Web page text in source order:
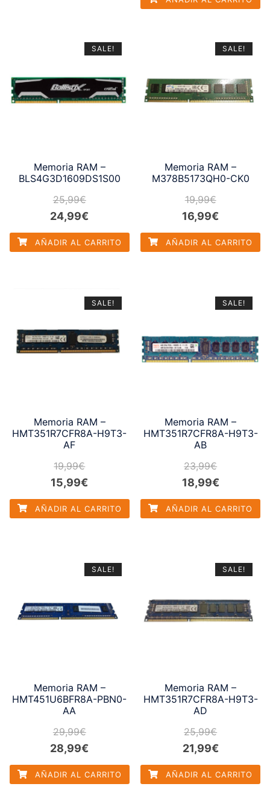
original
25,99€.
actual
22,99€.
SALE!
Memoria RAM –
BLS4G3D1609DS1S00
25,99€
El
precio
original
24,99€
precio
actual
AÑADIR AL CARRITO
SALE!
Memoria RAM –
M378B5173QH0-CK0
19,99€
El
precio
original
16,99€
precio
actual
AÑADIR AL CARRITO
SALE!
Memoria RAM –
HMT351R7CFR8A-H9T3-
AF
19,99€
El
precio
original
15,99€
precio
actual
AÑADIR AL CARRITO
SALE!
Memoria RAM –
HMT351R7CFR8A-H9T3-
AB
23,99€
El
precio
original
18,99€El
precio
actual
AÑADIR AL CARRITO
SALE!
Memoria RAM –
HMT451U6BFR8A-PBN0-
AA
29,99€
El
precio
original
28,99€
precio
actual
AÑADIR AL CARRITO
SALE!
Memoria RAM –
HMT351R7CFR8A-H9T3-
AD
25,99€
El
precio
original
21,99€El
precio
actual
AÑADIR AL CARRITO